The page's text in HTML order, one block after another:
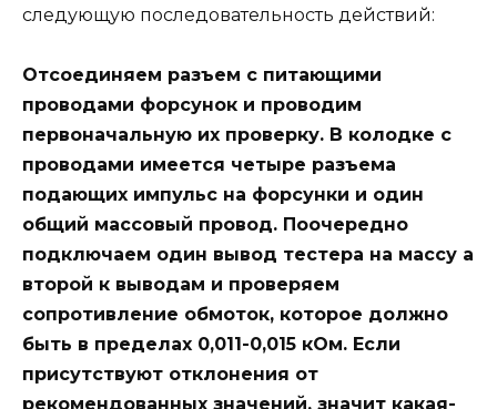
следующую последовательность действий:
Отсоединяем разъем с питающими
проводами форсунок и проводим
первоначальную их проверку. В колодке с
проводами имеется четыре разъема
подающих импульс на форсунки и один
общий массовый провод. Поочередно
подключаем один вывод тестера на массу а
второй к выводам и проверяем
сопротивление обмоток, которое должно
быть в пределах 0,011-0,015 кОм. Если
присутствуют отклонения от
рекомендованных значений, значит какая-